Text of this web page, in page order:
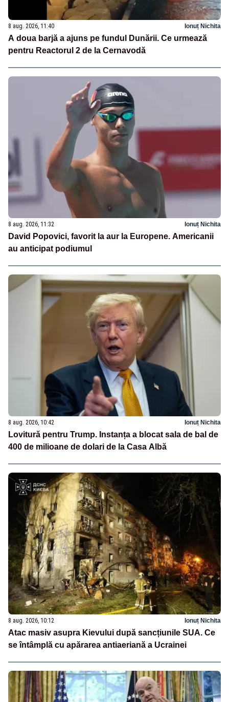
8 aug. 2026, 11:40 Ionuț Nichita
A doua barjă a ajuns pe fundul Dunării. Ce urmează
pentru Reactorul 2 de la Cernavodă
8 aug. 2026, 11:32 Ionuț Nichita
David Popovici, favorit la aur la Europene. Americanii
au anticipat podiumul
8 aug. 2026, 10:42 Ionuț Nichita
Lovitură pentru Trump. Instanța a blocat sala de bal de
400 de milioane de dolari de la Casa Albă
8 aug. 2026, 10:12 Ionuț Nichita
Atac masiv asupra Kievului după sancțiunile SUA. Ce
se întâmplă cu apărarea antiaeriană a Ucrainei